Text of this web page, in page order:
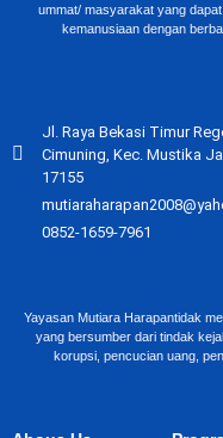
ummat/ masyarakat yang
kemanusiaan dengan
Jl. Raya Bekasi Timur
Cimuning, Kec. Mustika
17155
0852-1659-7961
Yayasan Mutiara Harapantidak
yang bersumber dari tindak
korupsi, pencucian uang,